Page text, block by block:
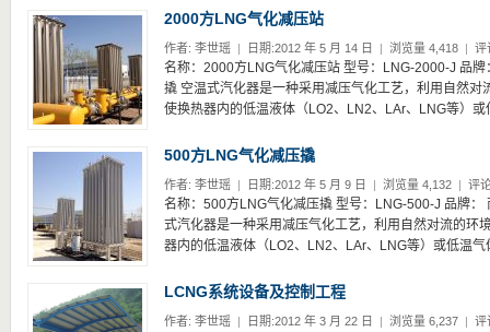
2000方LNG气化减压站
作者: 李世瑶 | 日期:2012 年 5 月 14 日 | 浏览量 4,418 | 评
名称：2000方LNG气化减压站 型号：LNG-2000-J 品
撬 空温式汽化器是一种采用减压气化工艺，利用自然对
使换热器内的低温液体（LO2、LN2、LAr、LNG等）
500方LNG气化减压撬
作者: 李世瑶 | 日期:2012 年 5 月 9 日 | 浏览量 4,132 | 评
名称：500方LNG气化减压撬 型号：LNG-500-J 品牌：
式汽化器是一种采用减压气化工艺，利用自然对流的环
器内的低温液体（LO2、LN2、LAr、LNG等）或低温
LCNG系统设备及控制工程
作者: 李世瑶 | 日期:2012 年 3 月 22 日 | 浏览量 6,237 | 评